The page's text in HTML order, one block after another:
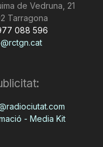
de Vedruna, 21
Tarragona
088 596
- Media Kit